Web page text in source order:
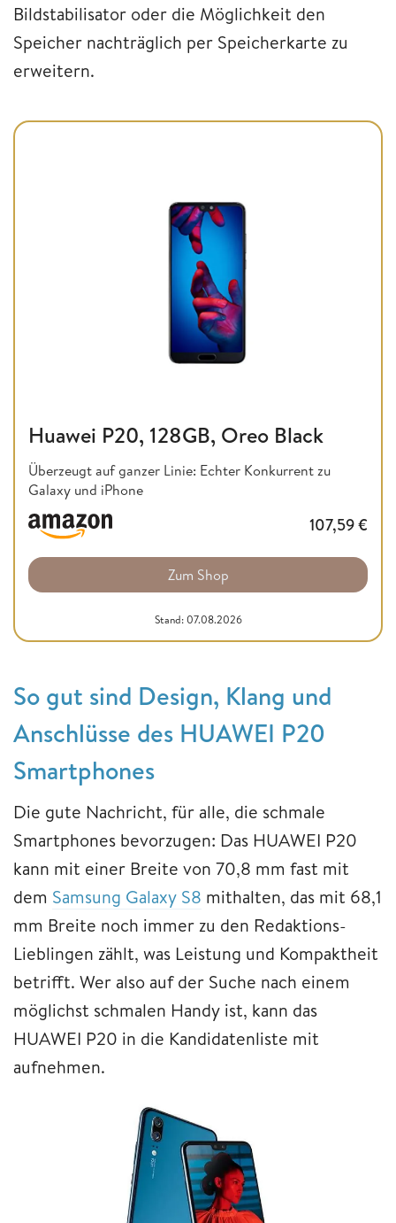
Bildstabilisator oder die Möglichkeit den
Speicher nachträglich per Speicherkarte zu
erweitern.
Huawei P20, 128GB, Oreo Black
Überzeugt auf ganzer Linie: Echter Konkurrent zu
Galaxy und iPhone
107,59€
Zum Shop
Stand: 07.08.2026
So gut sind Design, Klang und
Anschlüsse des HUAWEI P20
Smartphones
Die gute Nachricht, für alle, die schmale
Smartphones bevorzugen: Das HUAWEI P20
kann mit einer Breite von 70,8 mm fast mit
dem Samsung Galaxy S8 mithalten, das mit 68,1
mm Breite noch immer zu den Redaktions-
Lieblingen zählt, was Leistung und Kompaktheit
betrifft. Wer also auf der Suche nach einem
möglichst schmalen Handy ist, kann das
HUAWEI P20 in die Kandidatenliste mit
aufnehmen.